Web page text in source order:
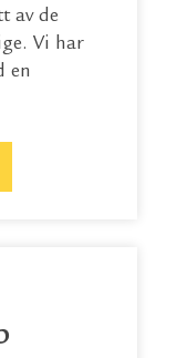
av de
Vi har
en